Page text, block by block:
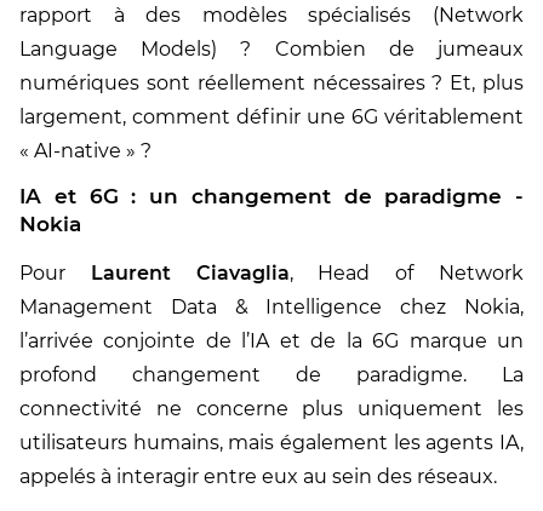
rapport à des modèles spécialisés (Network
Language Models) ? Combien de jumeaux
numériques sont réellement nécessaires ? Et, plus
largement, comment définir une 6G véritablement
« AI-native » ?
IA et 6G : un changement de paradigme -
Nokia
Pour Laurent Ciavaglia, Head of Network
Management Data & Intelligence chez Nokia,
l’arrivée conjointe de l’IA et de la 6G marque un
profond changement de paradigme. La
connectivité ne concerne plus uniquement les
utilisateurs humains, mais également les agents IA,
appelés à interagir entre eux au sein des réseaux.